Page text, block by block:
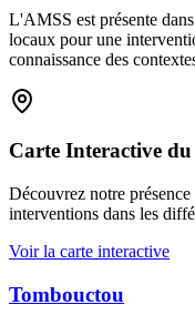
L'AMSS est présente
locaux pour une
connaissance des
Carte Interactive
Découvrez notre
interventions dans les
Voir la carte interactive
Tombouctou